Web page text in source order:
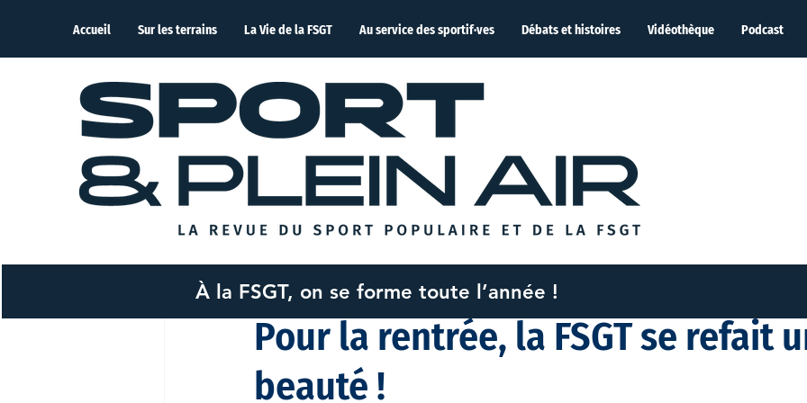
Accueil Sur les terrains La Vie de la FSGT Au service des sportif·ves Débats et histoires Vidéothèque Podcast
Pour la rentrée, la FSGT se refait
beauté !
Zineb Ajaraam27 sept. 20221 min de lecture
À la FSGT, on se forme toute l’année !